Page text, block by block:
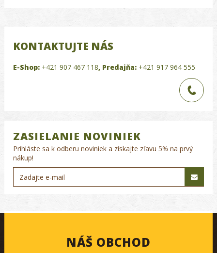
KONTAKTUJTE NÁS
E-Shop: +421 907 467 118, Predajňa: +421 917 964 555
ZASIELANIE NOVINIEK
Prihláste sa k odberu noviniek a získajte zľavu 5% na prvý
nákup!
NÁŠ OBCHOD